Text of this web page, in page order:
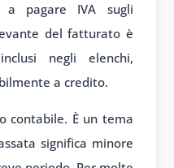
a pagare IVA sugli
del fatturato è
negli elenchi,
a credito.
contabile. È un tema
significa minore